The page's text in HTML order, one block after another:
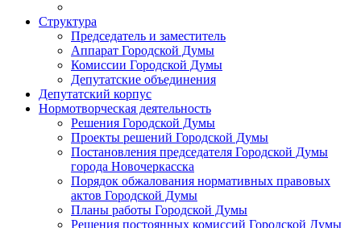
Структура
Председатель и заместитель
Аппарат Городской Думы
Комиссии Городской Думы
Депутатские объединения
Депутатский корпус
Нормотворческая деятельность
Решения Городской Думы
Проекты решений Городской Думы
Постановления председателя Городской Думы
города Новочеркасска
Порядок обжалования нормативных правовых
актов Городской Думы
Планы работы Городской Думы
Решения постоянных комиссий Городской Думы